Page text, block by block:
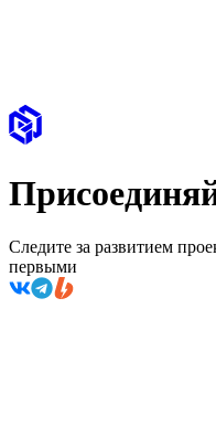
Следите за развитием
первыми